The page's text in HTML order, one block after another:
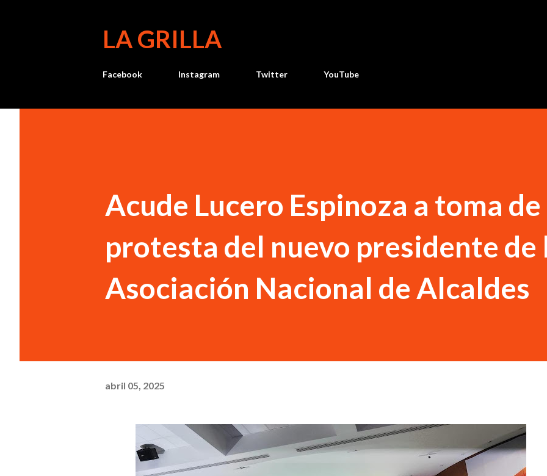
LA GRILLA
Facebook Instagram Twitter YouTube
Acude Lucero Espinoza a toma de
protesta del nuevo presidente de
Asociación Nacional de Alcaldes
abril 05, 2025